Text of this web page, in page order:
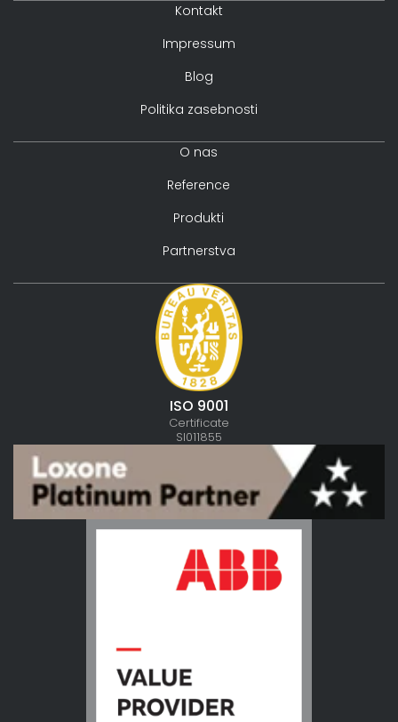
Kontakt
Impressum
Blog
Politika zasebnosti
O nas
Reference
Produkti
Partnerstva
ISO 9001
Certificate
SI011855